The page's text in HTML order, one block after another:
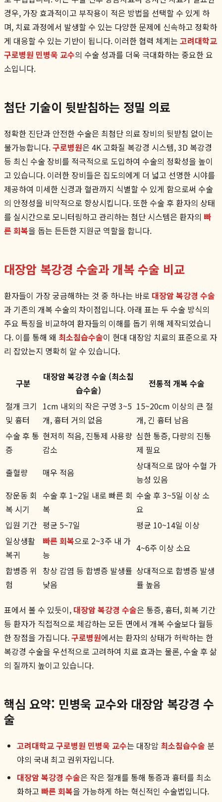
경우, 가장 효과적이고 부작용이 적은 방법을 선택할 수 있게 하
며, 치료 과정에서 발생할 수 있는 다양한 문제에 신속하고 정확하
게 대응할 수 있는 기반이 됩니다. 이러한 협력 체계는 고려대학교
구로병원 민병욱 교수의 수술 성과를 더욱 극대화하는 중요한 요
소입니다.
첨단 기술이 뒷받침하는 정밀 의료
정확한 진단과 안전한 수술은 최첨단 의료 장비의 뒷받침 없이는
불가능합니다.구로병원은 4K 고화질 복강경 시스템, 3D 복강경
등 최신 수술 장비를 적극적으로 도입하여 수술의 정확성을 높이
고 있습니다. 이러한 장비들은 집도의에게 더 넓고 선명한 시야를
제공하여 미세한 신경과 혈관까지 식별할 수 있게 함으로써 수술
의 안정성을 비약적으로 향상시킵니다. 또한 수술 후 환자의 상태
를 실시간으로 모니터링하고 관리하는 첨단 시스템은 환자의 빠
른 회복을 돕는 든든한 지원군 역할을 합니다.
대장암 복강경 수술과 개복 수술 비교
환자들이 가장 궁금해하는 것 중 하나는 바로 대장암 복강경 수술
과 기존의 개복 수술의 차이점입니다. 아래 표는 두 수술 방식의
주요 특징을 비교하여 환자들의 이해를 돕기 위해 제작되었습니
다. 이를 통해 왜 최소침습수술이 현대 대장암 치료의 표준으로 자
리 잡았는지 명확히 알 수 있습니다.
구분
대장암 복강경 수술 (최소침
습수술)
전통적 개복 수술
절개 크기
및 흉터
1cm 내외의 작은 구멍 3~5
개, 흉터 거의 없음
15~20cm 이상의 큰 절
개, 긴 흉터 남음
수술 후 통
증
현저히 적음, 진통제 사용량
감소
심한 통증, 다량의 진통
제 필요
출혈량
매우 적음
상대적으로 많아 수혈 가
능성 있음
장운동 회
복 시기
수술 후 1~2일 내로 빠른 회
복
수술 후 3~5일 이상 소
요
입원 기간 평균 5~7일
평균 10~14일 이상
일상생활
복귀
빠른 회복으로 2~3주 내 가
능
4~6주 이상 소요
합병증 위
험
창상 감염 등 합병증 발생률
낮음
상대적으로 합병증 발생
률 높음
표에서 볼 수 있듯이, 대장암 복강경 수술은 통증, 흉터, 회복 기간
등 환자가 직접적으로 체감하는 모든 면에서 개복 수술보다 월등
한 장점을 가집니다.구로병원에서는 환자의 상태가 허락하는 한
복강경 수술을 우선적으로 고려하여 치료 효과는 물론, 수술 후 삶
의 질까지 높이고 있습니다.
핵심 요약: 민병욱 교수와 대장암 복강경 수
술
고려대학교 구로병원 민병욱 교수는 대장암 최소침습수술 분
야의 국내 최고 권위자입니다.
대장암 복강경 수술은 작은 절개를 통해 통증과 흉터를 최소
화하고 빠른 회복을 가능하게 하는 혁신적인 수술법입니다.